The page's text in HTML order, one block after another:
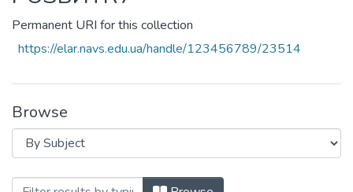
Permanent URI for this collection
https://elar.navs.edu.ua/handle/123456789/23514
Browse